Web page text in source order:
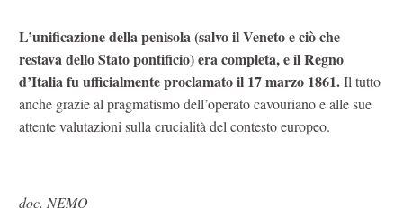
L’unificazione della penisola (salvo il Veneto e ciò che
restava dello Stato pontificio) era completa, e il Regno
d’Italia fu ufficialmente proclamato il 17 marzo 1861.Il tutto
anche grazie al pragmatismo dell’operato cavouriano e alle sue
attente valutazioni sulla crucialità del contesto europeo.
doc. NEMO